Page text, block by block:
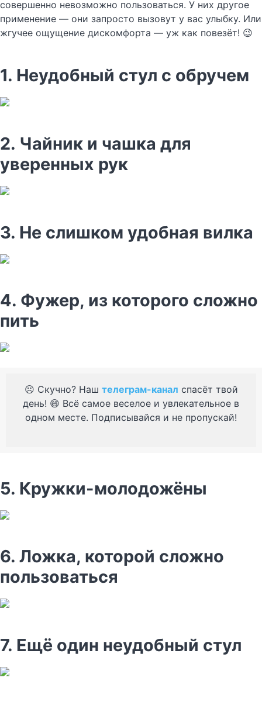
совершенно невозможно пользоваться. У них другое
применение — они запросто вызовут у вас улыбку. Или
жгучее ощущение дискомфорта — уж как повезёт! 😉
1. Неудобный стул с обручем
2. Чайник и чашка для
уверенных рук
3. Не слишком удобная вилка
4. Фужер, из которого сложно
пить
☹️ Скучно? Наш телеграм-канал спасёт твой
день! 😄 Всё самое веселое и увлекательное в
одном месте. Подписывайся и не пропускай!
5. Кружки-молодожёны
6. Ложка, которой сложно
пользоваться
7. Ещё один неудобный стул